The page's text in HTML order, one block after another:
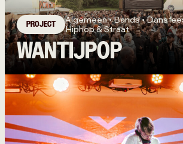
PROJECT
Algemeen • Bands •
Hiphop & Straat
WANTIJPOP